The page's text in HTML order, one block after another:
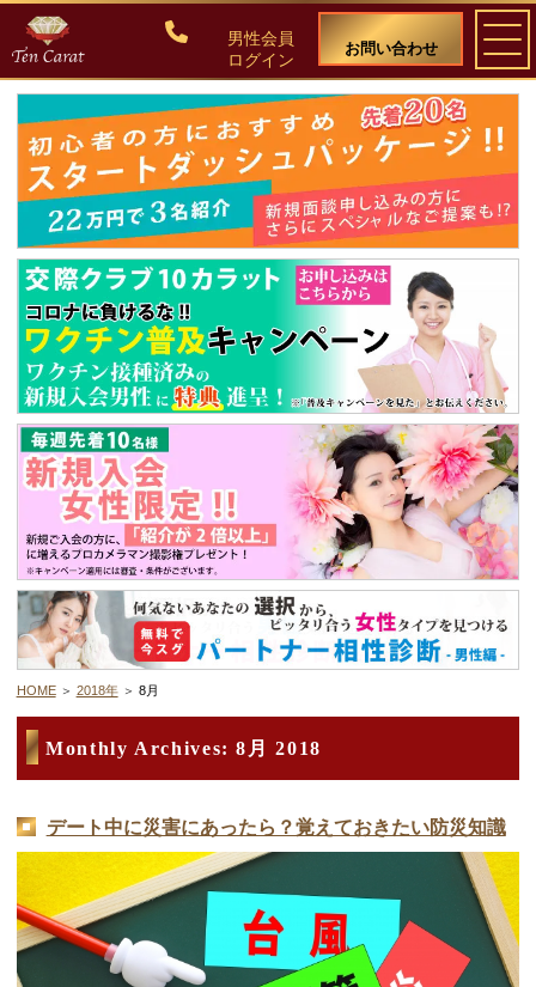
男性会員
ログイン
お問い合わせ
ご入会について
料金・入会案内
会員比率『１：１０』にこだわる理由
教養ある女性の募集に注力しています
50代・60代のための後悔しない選び方
女性会員の紹介
男性会員様の声
デートまでの流れ
アフィリエイトをご検討の皆様へ。
HOME 2018年 8月
Monthly Archives:8月 2018
デート中に災害にあったら？覚えておきたい防災知識